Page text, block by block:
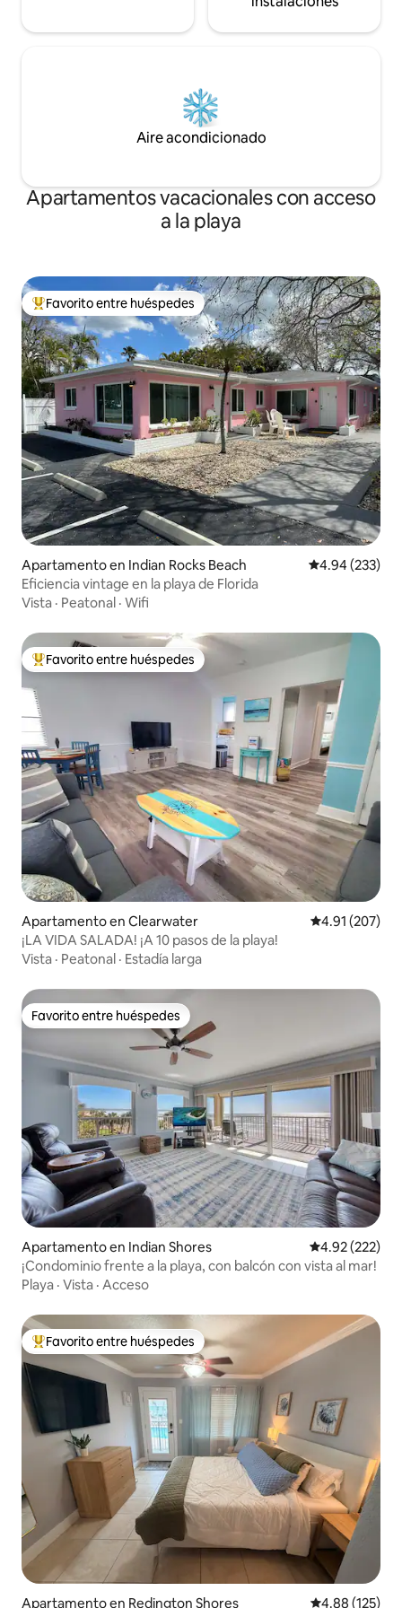
Aire acondicionado
Apartamentos vacacionales con acceso
a la playa
Favorito entre huéspedes preferido
Favorito entre huéspedes
Apartamento en Indian Rocks Beach Calificación
4.94 (233)
Eficiencia vintage en la playa de Florida
Vista · Peatonal · Wifi
Favorito entre huéspedes preferido
Favorito entre huéspedes
Apartamento en Clearwater Calificación
4.91 (207)
¡LA VIDA SALADA! ¡A 10 pasos de la playa!
Vista · Peatonal · Estadía larga
Favorito entre huéspedes
Favorito entre huéspedes
Apartamento en Indian Shores Calificación
4.92 (222)
¡Condominio frente a la playa, con balcón con vista al mar!
Playa · Vista · Acceso
Favorito entre huéspedes preferido
Favorito entre huéspedes
Apartamento en Redington Shores Calificación
4.88 (125)